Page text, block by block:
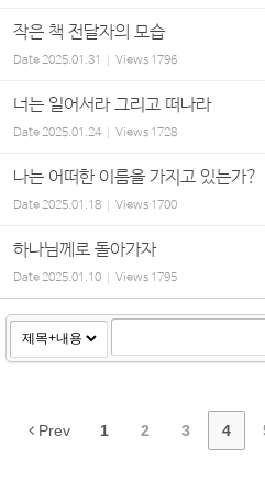
작은 책 전달자의 모습
Date2025.01.31 Views 1796
너는 일어서라 그리고 떠나라
Date2025.01.24 Views 1728
나는 어떠한 이름을 가지고 있는가?
Date2025.01.18 Views 1700
하나님께로 돌아가자
Date2025.01.10 Views 1795
Prev 1 2 3 4